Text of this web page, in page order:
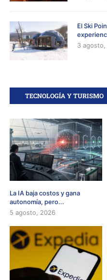
El Ski
3 agosto,
TECNOLOGÍA Y TURISMO
La IA baja costos y gana
autonomía, pero...
5 agosto, 2026